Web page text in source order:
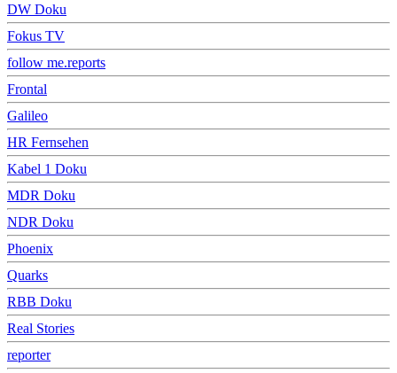
DW Doku
Fokus TV
follow me.reports
Frontal
Galileo
HR Fernsehen
Kabel 1 Doku
MDR Doku
NDR Doku
Phoenix
Quarks
RBB Doku
Real Stories
reporter